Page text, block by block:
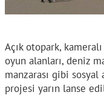
Açık otopark,
oyun alanları, deniz
manzarası gibi sosyal
projesi yarın lanse